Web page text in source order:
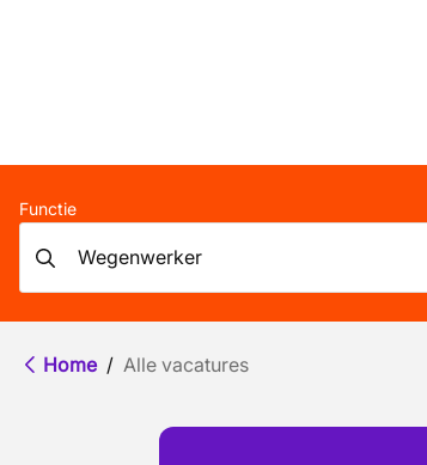
Functie
Home / Alle vacatures